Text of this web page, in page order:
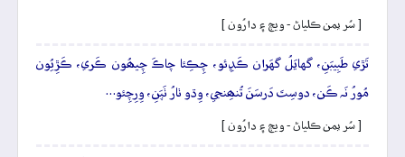
[ سُر يمن ڪلياڻ - ويڄ ۽ دارُون ]
تَڙي طَبِيبَنِ، گهايَلُ گهَران ڪَڍِئو، چِڪِئا چاڪَ چِيھُون ڪَري، ڪَڙِيُون
مُورُ نَہ ڪَن، دوسِتَ دَرسَنَ تُنھِنجي، وِڌو ٺارُ ٺَپَنِ، وِرِچِئو…
[ سُر يمن ڪلياڻ - ويڄ ۽ دارُون ]